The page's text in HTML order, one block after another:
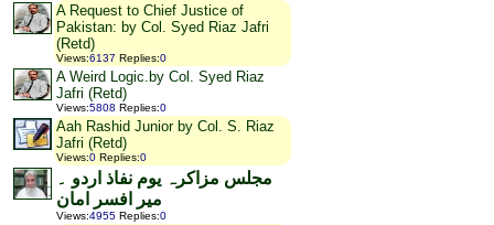
A Request to Chief Justice of
Pakistan: by Col. Syed Riaz Jafri
(Retd)
Views:6137 Replies:0
A Weird Logic.by Col. Syed Riaz
Jafri (Retd)
Views:5808 Replies:0
Aah Rashid Junior by Col. S. Riaz
Jafri (Retd)
Views:0 Replies:0
مجلس مزاکرہ یوم نفاذ اردو ۔
میر افسر امان
Views:4955 Replies:0